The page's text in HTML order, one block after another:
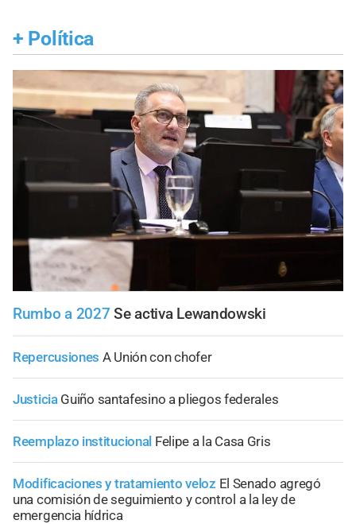
+ Política
Rumbo a 2027 Se activa Lewandowski
Repercusiones A Unión con chofer
Justicia Guiño santafesino a pliegos federales
Reemplazo institucional Felipe a la Casa Gris
Modificaciones y tratamiento veloz El Senado agregó
una comisión de seguimiento y control a la ley de
emergencia hídrica